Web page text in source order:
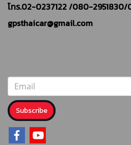
โทร.02-0237122 /080-2951830/
gpsthaicar@gmail.com
Subscribe